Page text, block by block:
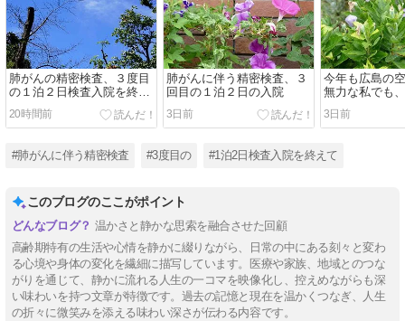
肺がんの精密検査、３度目
の１泊２日検査入院を終え
て・・。
20時間前
肺がんに伴う精密検査、３
回目の１泊２日の入院
3日前
今年も広島の
無力な私でも
3日前
#肺がんに伴う精密検査 #3度目の #1泊2日検査入院を終えて
このブログのここがポイント
温かさと静かな思索を融合させた回顧
高齢期特有の生活や心情を静かに綴りながら、日常の中にある刻々と変わ
る心境や身体の変化を繊細に描写しています。医療や家族、地域とのつな
がりを通じて、静かに流れる人生の一コマを映像化し、控えめながらも深
い味わいを持つ文章が特徴です。過去の記憶と現在を温かくつなぎ、人生
の折々に微笑みを添える味わい深さが伝わる内容です。